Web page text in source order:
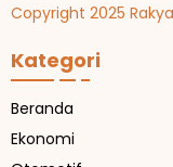
Copyright 2025
Kategori
Beranda
Ekonomi